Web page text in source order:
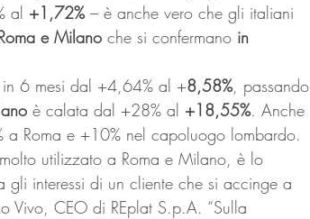
al +1,72% – è anche vero che gli italiani
e Milano che si confermano in
in 6 mesi dal +4,64% al +8,58%, passando
è calata dal +28% al +18,55%. Anche
a Roma e +10% nel capoluogo lombardo.
, molto utilizzato a Roma e Milano, è lo
gli interessi di un cliente che si accinge a
Vivo, CEO di REplat S.p.A. “Sulla